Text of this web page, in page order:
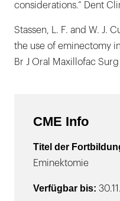
considerations.“ Dent
Stassen, L. F. and W. J.
the use of eminectomy
Br J Oral Maxillofac Surg
CME Info
Titel der
Eminektomie
Verfügbar bis: